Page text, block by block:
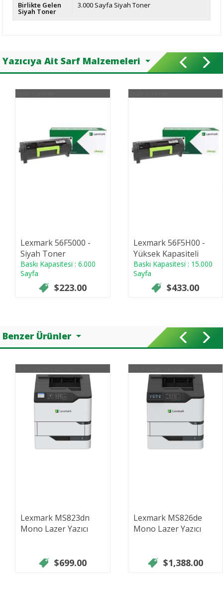
Birlikte Gelen
Siyah Toner
3.000 Sayfa Siyah Toner
Yazıcıya Ait Sarf Malzemeleri
Lexmark 56F5000 -
Siyah Toner
Baskı Kapasitesi : 6.000
Sayfa
$223.00
Lexmark 56F5H00 -
Yüksek Kapasiteli
Siyah Toner
Baskı Kapasitesi : 15.000
Sayfa
$433.00
Benzer Ürünler
Lexmark MS823dn
Mono Lazer Yazıcı
$699.00
Lexmark MS826de
Mono Lazer Yazıcı
$1,388.00